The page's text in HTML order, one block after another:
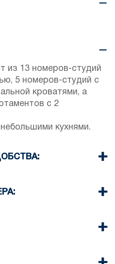
из 13 номеров-студий
5 номеров-студий с
кроватями, а
с 2
кухнями.
(по запросу)